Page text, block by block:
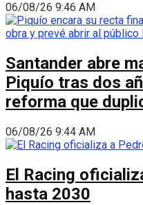
06/08/26 9:46 AM
Santander abre
Piquío tras dos
reforma que
06/08/26 9:44 AM
El Racing
hasta 2030